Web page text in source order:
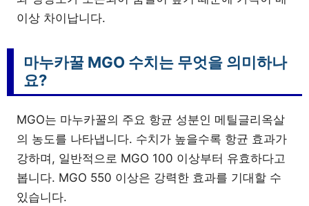
이상 차이납니다.
마누카꿀 MGO 수치는 무엇을 의미하나
요?
MGO는 마누카꿀의 주요 항균 성분인 메틸글리옥살
의 농도를 나타냅니다. 수치가 높을수록 항균 효과가
강하며, 일반적으로 MGO 100 이상부터 유효하다고
봅니다. MGO 550 이상은 강력한 효과를 기대할 수
있습니다.